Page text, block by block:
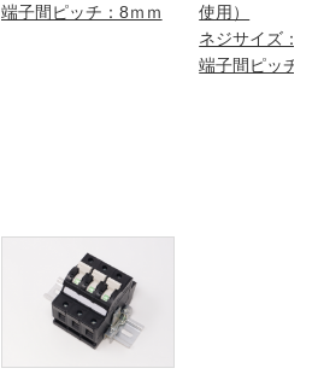
端子間ピッチ：8ｍｍ
使用）
ネジサイズ：
端子間ピッチ